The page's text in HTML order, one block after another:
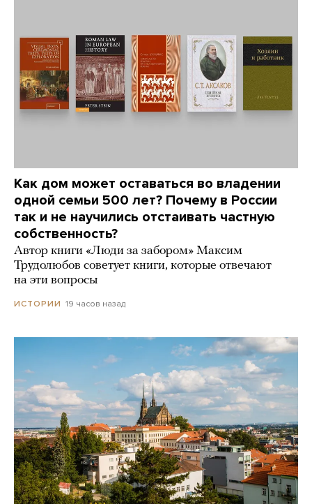
Как дом может оставаться во владении
одной семьи 500 лет? Почему в России
так и не научились отстаивать частную
собственность?
Автор книги «Люди за забором» Максим
Трудолюбов советует книги, которые отвечают
на эти вопросы
ИСТОРИИ 19 часов назад